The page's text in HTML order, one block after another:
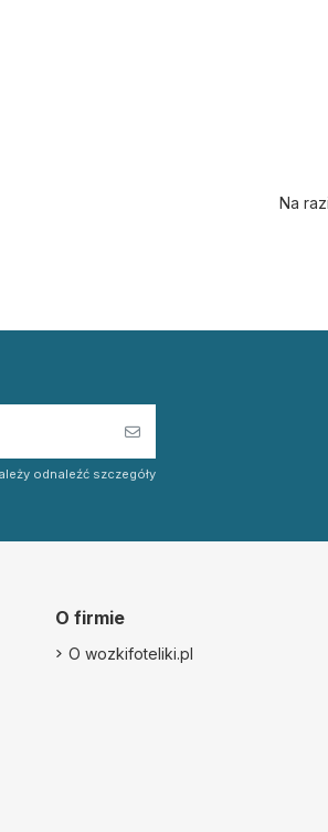
Na
odnaleźć szczegóły
O firmie
O wozkifoteliki.pl